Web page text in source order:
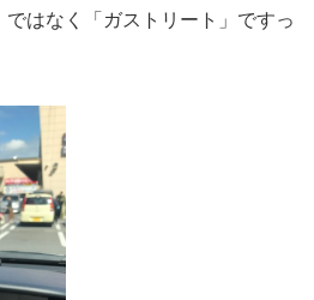
ではなく「ガストリート」ですっ